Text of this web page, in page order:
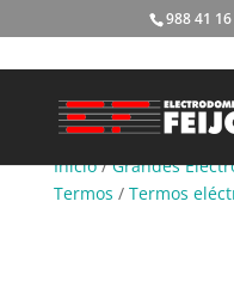
988 41
Inicio/Grandes
Termos / Termos